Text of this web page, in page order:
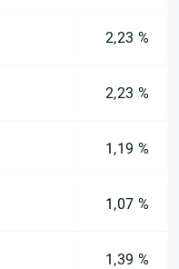
2,23 %
2,23 %
1,19 %
1,07 %
1,39 %